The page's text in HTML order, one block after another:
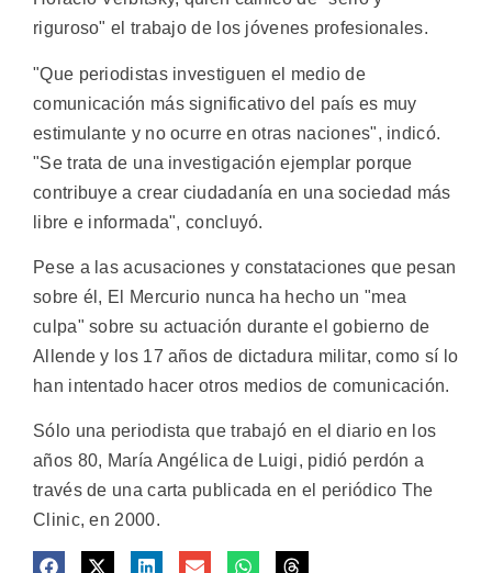
riguroso" el trabajo de los jóvenes profesionales.
"Que periodistas investiguen el medio de
comunicación más significativo del país es muy
estimulante y no ocurre en otras naciones", indicó.
"Se trata de una investigación ejemplar porque
contribuye a crear ciudadanía en una sociedad más
libre e informada", concluyó.
Pese a las acusaciones y constataciones que pesan
sobre él, El Mercurio nunca ha hecho un "mea
culpa" sobre su actuación durante el gobierno de
Allende y los 17 años de dictadura militar, como sí lo
han intentado hacer otros medios de comunicación.
Sólo una periodista que trabajó en el diario en los
años 80, María Angélica de Luigi, pidió perdón a
través de una carta publicada en el periódico The
Clinic, en 2000.